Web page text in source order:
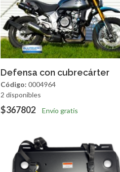
Agregar Vista Rapida
Defensa con cubrecárter
Código: 0004964
2 disponibles
$367802 Envío gratis